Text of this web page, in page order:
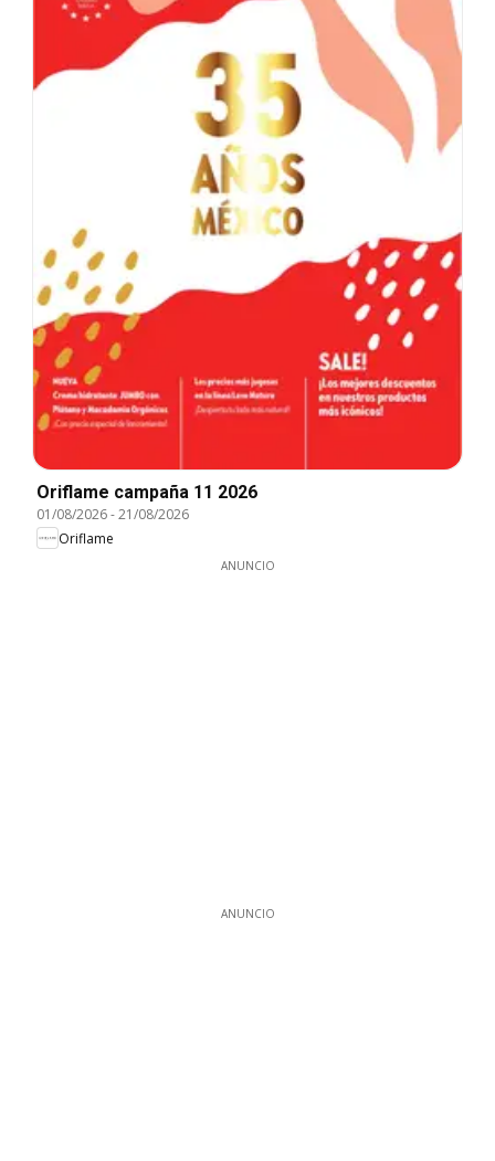
Oriflame campaña 11 2026
01/08/2026-21/08/2026
Oriflame
ANUNCIO
ANUNCIO